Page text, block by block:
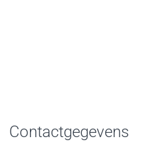
Contactgegevens